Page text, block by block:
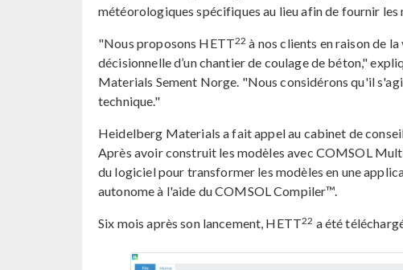
météorologiques spécifiques au lieu afin de fournir
"Nous proposons HETT22 à nos clients en raison de
décisionnelle d’un chantier de coulage de béton,"
Materials Sement Norge. "Nous considérons qu'il
technique."
Heidelberg Materials a fait appel au cabinet de
Après avoir construit les modèles avec COMSOL
du logiciel pour transformer les modèles en une
autonome à l'aide du COMSOL Compiler™.
Six mois après son lancement, HETT22 a été